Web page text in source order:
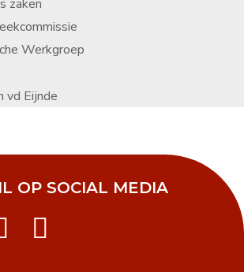
OP SOCIAL MEDIA